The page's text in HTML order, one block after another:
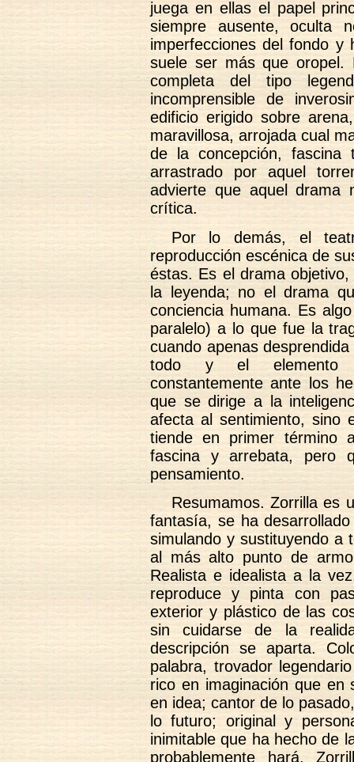
juega en ellas el papel
siempre ausente, oculta
imperfecciones del fondo
suele ser más que
completa del tipo
incomprensible de
edificio erigido sobre
maravillosa, arrojada cual
de la concepción, fascina
arrastrado por aquel
advierte que aquel
crítica.
Por lo demás, el
reproducción escénica de
éstas. Es el drama
la leyenda; no el drama
conciencia humana. Es
paralelo) a lo que fue la
cuando apenas
todo y el elemento
constantemente ante los
que se dirige a la
afecta al sentimiento, sino
tiende en primer término
fascina y arrebata, pero
pensamiento.
Resumamos. Zorrilla es
fantasía, se ha
simulando y sustituyendo a
al más alto punto de
Realista e idealista a la
reproduce y pinta con
exterior y plástico de las
sin cuidarse de la
descripción se aparta.
palabra, trovador
rico en imaginación que en
en idea; cantor de lo
lo futuro; original y
inimitable que ha hecho de
probablemente hará,